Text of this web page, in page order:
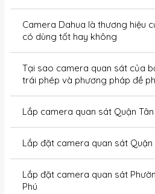
Camera Dahua là thương hiệu
có dùng tốt hay không
Tại sao camera quan sát của
trái phép và phương pháp đề
Lắp camera quan sát Quận Tân
Lắp đặt camera quan sát Quận
Lắp đặt camera quan sát
Phú